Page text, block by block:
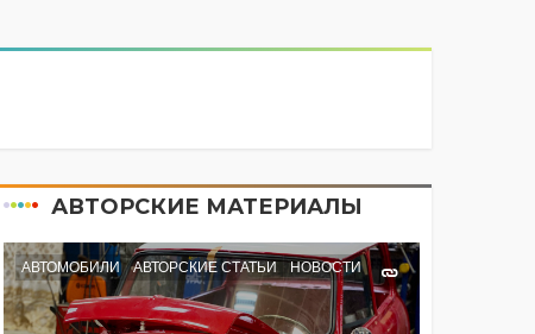
АВТОРСКИЕ МАТЕРИАЛЫ
АВТОМОБИЛИ АВТОРСКИЕ СТАТЬИ НОВОСТИ